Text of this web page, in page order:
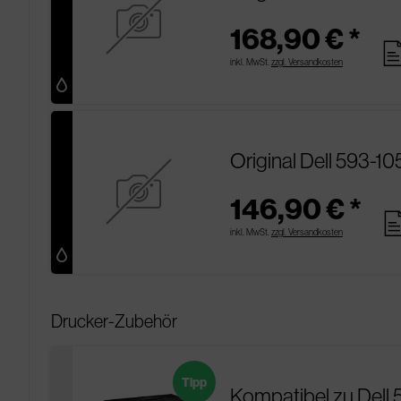
168,90 € *
inkl. MwSt. zzgl. Versandkosten
Original Dell 593-
146,90 € *
inkl. MwSt. zzgl. Versandkosten
Drucker-Zubehör
Kompatibel zu Dell
Tipp